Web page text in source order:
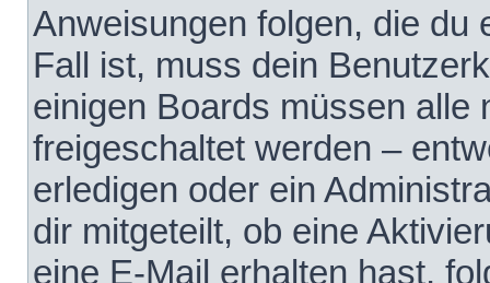
Anweisungen folgen, die du
Fall ist, muss dein
einigen Boards müssen alle
freigeschaltet werden –
erledigen oder ein
dir mitgeteilt, ob eine
eine E-Mail erhalten hast,